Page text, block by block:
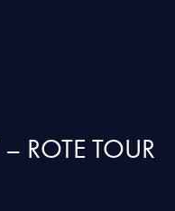
ROTE TOUR